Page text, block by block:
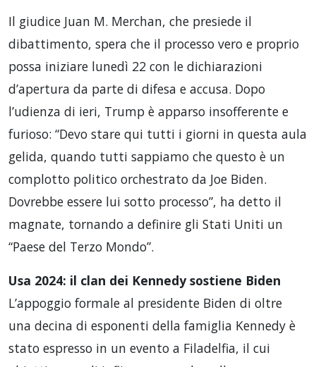
Il giudice Juan M. Merchan, che presiede il
dibattimento, spera che il processo vero e proprio
possa iniziare lunedì 22 con le dichiarazioni
d’apertura da parte di difesa e accusa. Dopo
l’udienza di ieri, Trump è apparso insofferente e
furioso: “Devo stare qui tutti i giorni in questa aula
gelida, quando tutti sappiamo che questo è un
complotto politico orchestrato da Joe Biden.
Dovrebbe essere lui sotto processo”, ha detto il
magnate, tornando a definire gli Stati Uniti un
“Paese del Terzo Mondo”.
Usa 2024: il clan dei Kennedy sostiene Biden
L’appoggio formale al presidente Biden di oltre
una decina di esponenti della famiglia Kennedy è
stato espresso in un evento a Filadelfia, il cui